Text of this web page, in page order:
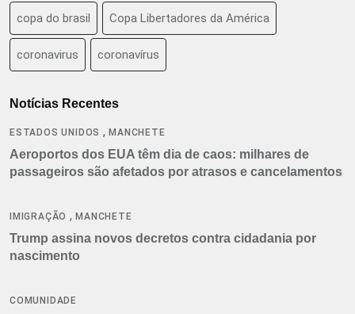
copa do brasil Copa Libertadores da América
coronavirus coronavírus
Notícias Recentes
ESTADOS UNIDOS ,MANCHETE
Aeroportos dos EUA têm dia de caos: milhares de
passageiros são afetados por atrasos e cancelamentos
IMIGRAÇÃO ,MANCHETE
Trump assina novos decretos contra cidadania por
nascimento
COMUNIDADE